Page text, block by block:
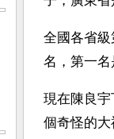
全國各省
名，第一名
現在陳良
個奇怪的